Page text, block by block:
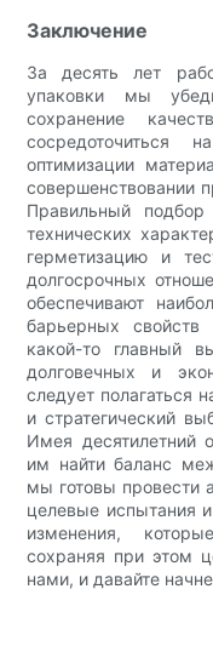
Заключение
За десять лет
упаковки мы
сохранение
сосредоточиться
оптимизации
совершенствовании
Правильный подбор
технических
герметизацию и
долгосрочных
обеспечивают
барьерных
какой-то главный
долговечных и
следует полагаться
и стратегический
Имея десятилетний
им найти баланс
мы готовы провести
целевые испытания
изменения,
сохраняя при этом
нами, и давайте